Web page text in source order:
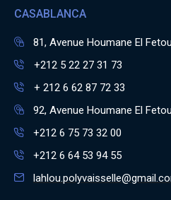
CASABLANCA
81, Avenue Houmane El
+212 5 22 27 31 73
+ 212 6 62 87 72 33
92, Avenue Houmane El
+212 6 75 73 32 00
+212 6 64 53 94 55